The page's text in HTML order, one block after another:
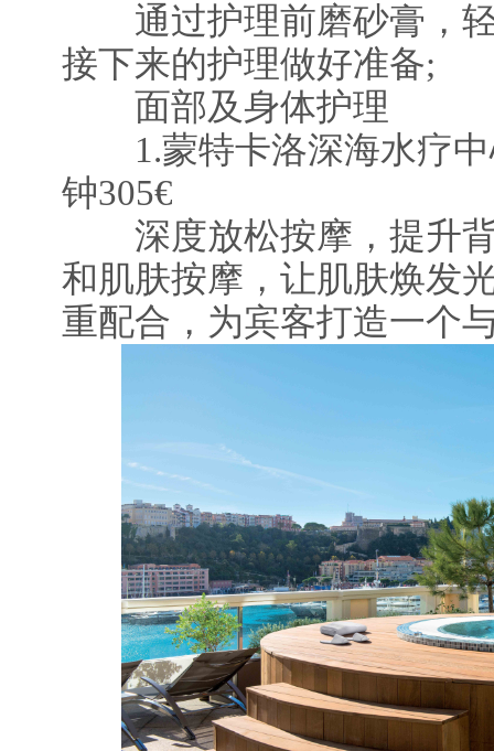
通过护理前磨砂膏，轻
接下来的护理做好准备;
面部及身体护理
1.蒙特卡洛深海水疗中
钟305€
深度放松按摩，提升背
和肌肤按摩，让肌肤焕发
重配合，为宾客打造一个